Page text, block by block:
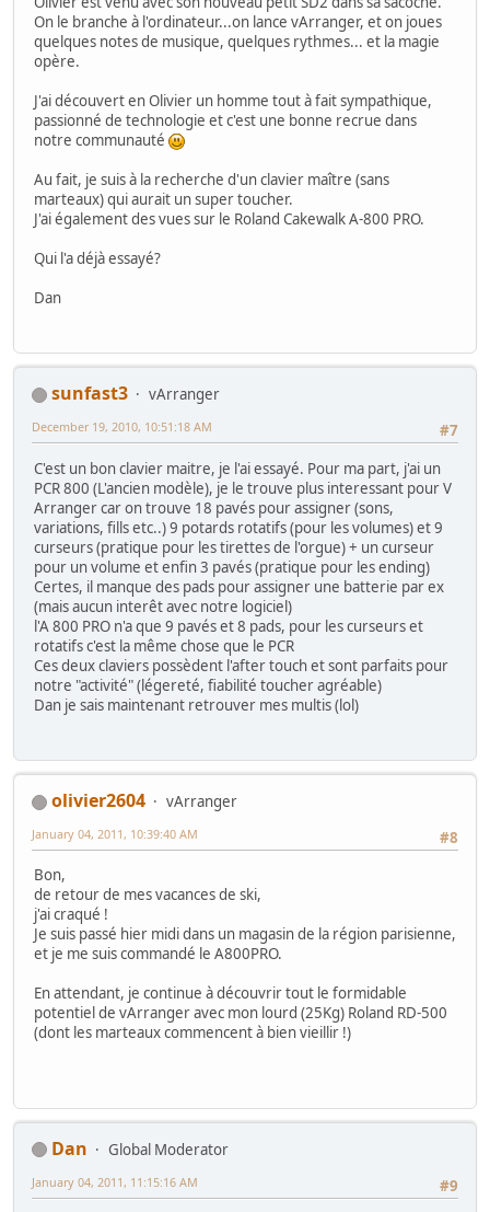
On le branche à l'ordinateur...on lance vArranger, et on joues
quelques notes de musique, quelques rythmes... et la magie
opère.
J'ai découvert en Olivier un homme tout à fait sympathique,
passionné de technologie et c'est une bonne recrue dans
notre communauté
Au fait, je suis à la recherche d'un clavier maître (sans
marteaux) qui aurait un super toucher.
J'ai également des vues sur le Roland Cakewalk A-800 PRO.
Qui l'a déjà essayé?
Dan
sunfast3
vArranger
#7
December 19, 2010, 10:51:18 AM
C'est un bon clavier maitre, je l'ai essayé. Pour ma part, j'ai un
PCR 800 (L'ancien modèle), je le trouve plus interessant pour V
Arranger car on trouve 18 pavés pour assigner (sons,
variations, fills etc..) 9 potards rotatifs (pour les volumes) et 9
curseurs (pratique pour les tirettes de l'orgue) + un curseur
pour un volume et enfin 3 pavés (pratique pour les ending)
Certes, il manque des pads pour assigner une batterie par ex
(mais aucun interêt avec notre logiciel)
l'A 800 PRO n'a que 9 pavés et 8 pads, pour les curseurs et
rotatifs c'est la même chose que le PCR
Ces deux claviers possèdent l'after touch et sont parfaits pour
notre "activité" (légereté, fiabilité toucher agréable)
Dan je sais maintenant retrouver mes multis (lol)
olivier2604
vArranger
#8
January 04, 2011, 10:39:40 AM
Bon,
de retour de mes vacances de ski,
j'ai craqué !
Je suis passé hier midi dans un magasin de la région parisienne,
et je me suis commandé le A800PRO.
En attendant, je continue à découvrir tout le formidable
potentiel de vArranger avec mon lourd (25Kg) Roland RD-500
(dont les marteaux commencent à bien vieillir !)
Dan
Global Moderator
#9
January 04, 2011, 11:15:16 AM